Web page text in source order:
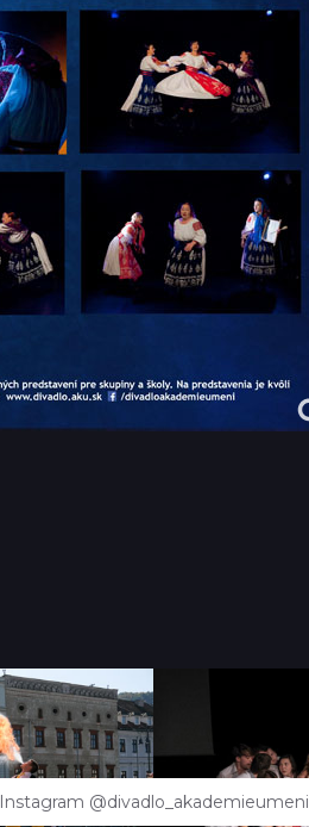
Instagram @divadlo_akademieumeni